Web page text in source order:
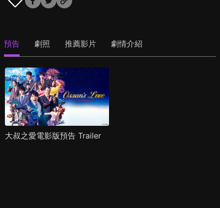
預告 劇照 推薦影片 劇情介紹
大叔之愛電影版預告 Trailer